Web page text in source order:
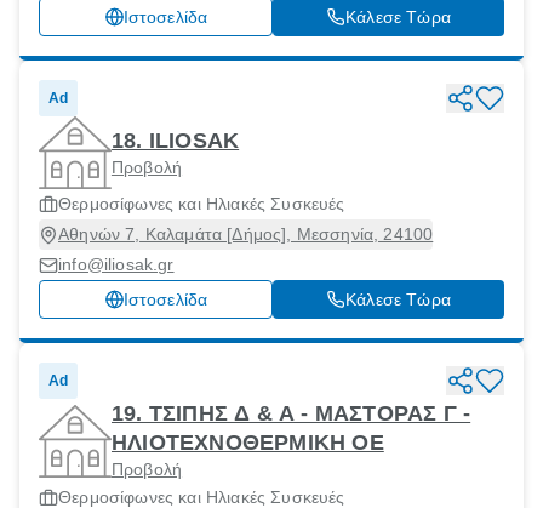
Ιστοσελίδα
Κάλεσε Τώρα
Ad
18. ILIOSAK
Προβολή
Θερμοσίφωνες και Ηλιακές Συσκευές
Αθηνών 7, Καλαμάτα [Δήμος], Μεσσηνία, 24100
info@iliosak.gr
Ιστοσελίδα
Κάλεσε Τώρα
Ad
19. ΤΣΙΠΗΣ Δ & Α - ΜΑΣΤΟΡΑΣ Γ -
ΗΛΙΟΤΕΧΝΟΘΕΡΜΙΚΗ ΟΕ
Προβολή
Θερμοσίφωνες και Ηλιακές Συσκευές